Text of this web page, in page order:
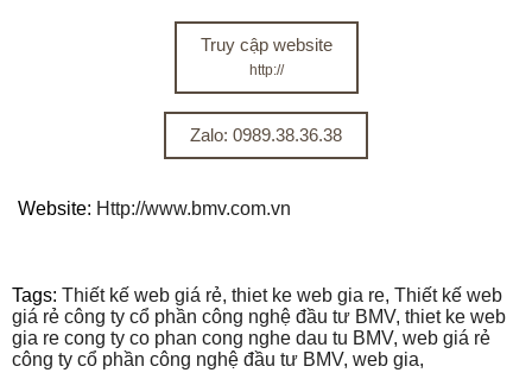
Truy cập website
http://
Zalo: 0989.38.36.38
Website: Http://www.bmv.com.vn
Tags: Thiết kế web giá rẻ, thiet ke web gia re, Thiết kế web
giá rẻ công ty cổ phần công nghệ đầu tư BMV, thiet ke web
gia re cong ty co phan cong nghe dau tu BMV, web giá rẻ
công ty cổ phần công nghệ đầu tư BMV, web gia,